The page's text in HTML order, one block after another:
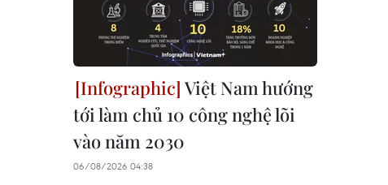
Việt Nam hướng
tới làm chủ 10 công nghệ lõi
vào năm 2030
06/08/2026 04:38